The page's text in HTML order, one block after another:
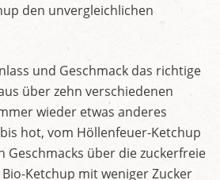
den unvergleichlichen
und Geschmack das richtige
über zehn verschiedenen
wieder etwas anderes
hot, vom Höllenfeuer-Ketchup
Geschmacks über die zuckerfreie
Ketchup mit weniger Zucker